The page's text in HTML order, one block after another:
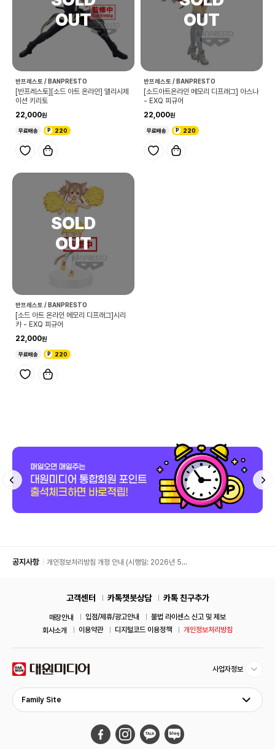
반프레스토 / BANPRESTO
[반프레스토][소드 아트 온라인] 앨리시제
이션 키리토
22,000
무료배송 220
반프레스토 / BANPRESTO
[소드아트온라인 메모리 디프래그] 아스나
- EXQ 피규어
22,000
무료배송 220
반프레스토 / BANPRESTO
[소드 아트 온라인 메모리 디프래그]시리
카 - EXQ 피규어
22,000
무료배송 220
공지사항
개인정보처리방침 개정 안내 (시행일: 2026년 5월
고객센터 카톡챗봇상담 카톡 친구추가
매장안내 입점/제휴/광고안내
불법 라이센스 신고 및 제보
회사소개
이용약관 디지털코드 이용정책 개인정보처리방침
사업자정보
Family Site